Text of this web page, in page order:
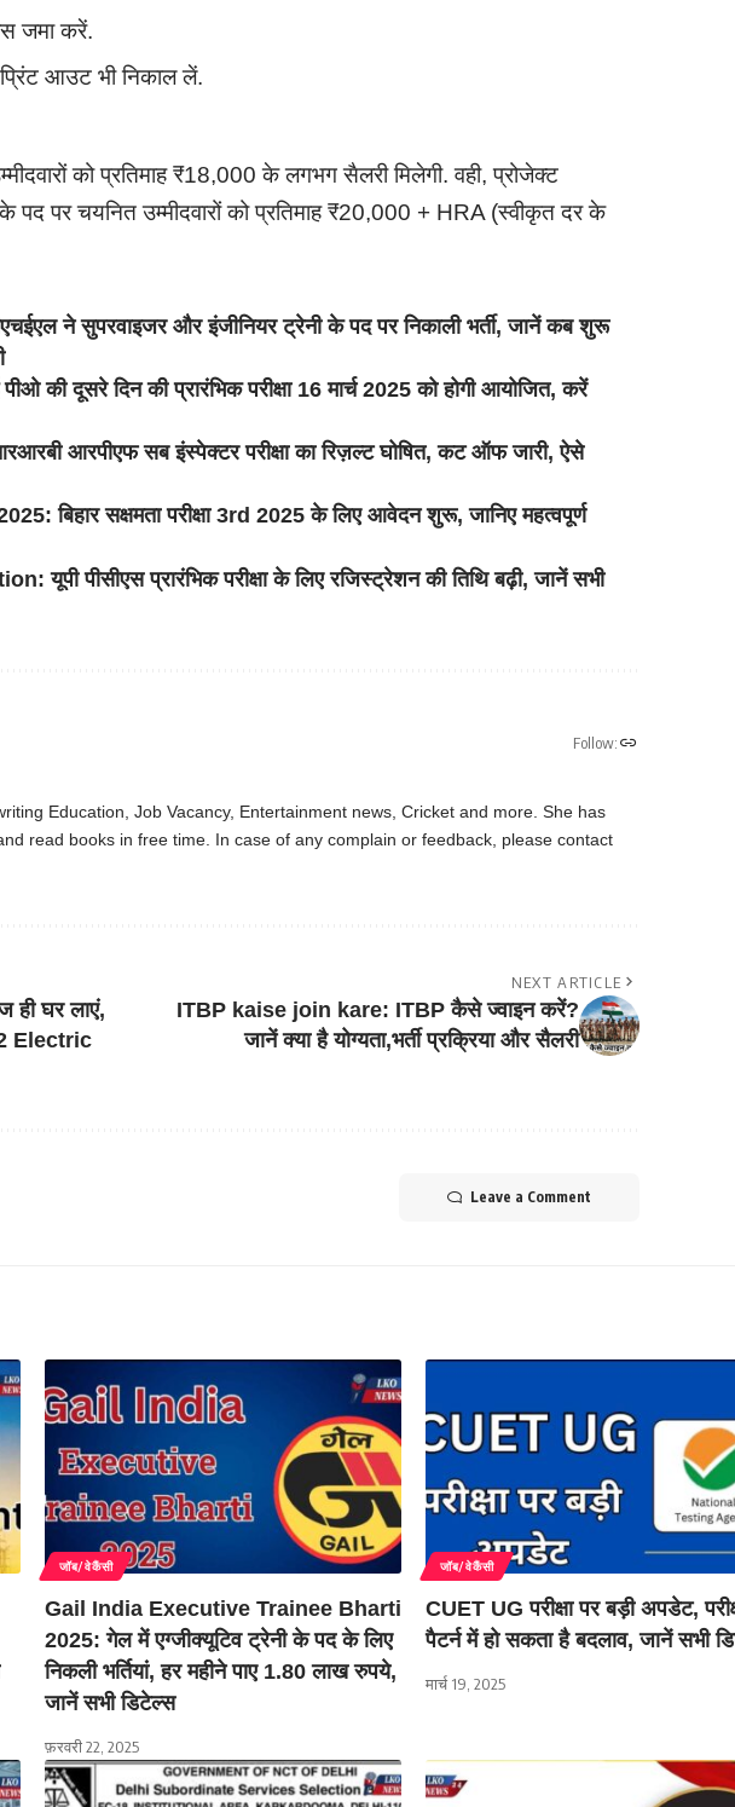
जमा करें.
आउट भी निकाल लें.
को प्रतिमाह ₹18,000 के लगभग सैलरी मिलेगी. वही, प्रोजेक्ट
पद पर चयनित उम्मीदवारों को प्रतिमाह ₹20,000 + HRA (स्वीकृत दर के
ने सुपरवाइजर और इंजीनियर ट्रेनी के पद पर निकाली भर्ती, जानें कब शुरू
की दूसरे दिन की प्रारंभिक परीक्षा 16 मार्च 2025 को होगी आयोजित, करें
आरपीएफ सब इंस्पेक्टर परीक्षा का रिज़ल्ट घोषित, कट ऑफ जारी, ऐसे
बिहार सक्षमता परीक्षा 3rd 2025 के लिए आवेदन शुरू, जानिए महत्वपूर्ण
पीसीएस प्रारंभिक परीक्षा के लिए रजिस्ट्रेशन की तिथि बढ़ी, जानें सभी
Follow:
Education, Job Vacancy, Entertainment news, Cricket and more. She has
read books in free time. In case of any complain or feedback, please contact
ही घर लाएं,
Electric
NEXT ARTICLE
ITBP kaise join kare: ITBP कैसे ज्वाइन करें?
जानें क्या है योग्यता,भर्ती प्रक्रिया और सैलरी
Leave a Comment
जॉब/वेकैंसी
Gail India Executive Trainee Bharti
2025: गेल में एग्जीक्यूटिव ट्रेनी के पद के लिए
निकली भर्तियां, हर महीने पाए 1.80 लाख रुपये,
जानें सभी डिटेल्स
फ़रवरी 22, 2025
जॉब/वेकैंसी
CUET UG परीक्षा पर बड़ी अपडेट,
पैटर्न में हो सकता है बदलाव, जानें सभी
मार्च 19, 2025